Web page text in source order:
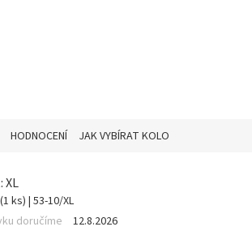
HODNOCENÍ JAK VYBÍRAT KOLO
XL
(1 ks) | 53-10/XL
doručíme
12.8.2026